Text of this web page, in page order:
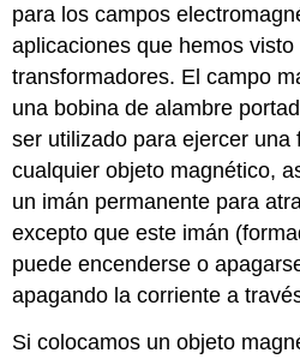
para los campos
aplicaciones que hemos
transformadores. El campo
una bobina de alambre
ser utilizado para ejercer una
cualquier objeto magnético,
un imán permanente para
excepto que este imán
puede encenderse o
apagando la corriente a
Si colocamos un objeto